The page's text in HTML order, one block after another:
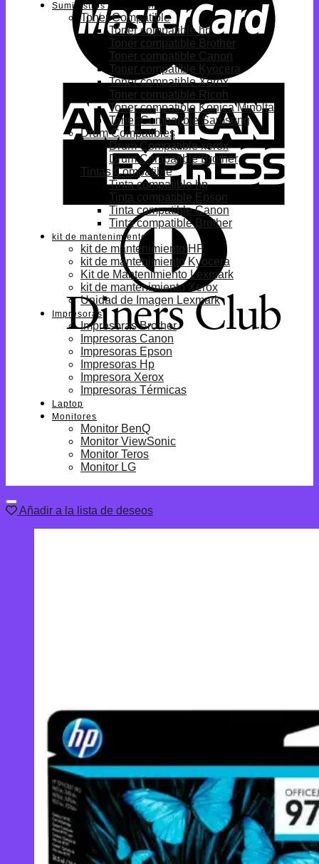
Suministros Compatibles
Toner Compatible
Toner compatible hp
Toner compatible Brother
Toner compatible Canon
Toner compatible Kyocera
Toner compatible Xerox
Toner compatible Ricoh
Toner compatible Konica Minolta
Toner Compatible Samsung
Drum Compatibles
Drum Compatible xerox
Drum Compatible Brother
Tintas Compatible
Tinta compatible hp
Tinta compatible Epson
Tinta compatible Canon
Tinta compatible Brother
kit de mantenimiento
kit de mantenimiento HP
kit de mantenimiento Kyocera
Kit de Mantenimiento Lexmark
kit de mantenimiento Xerox
Unidad de Imagen Lexmark
Impresoras
Impresoras Brother
Impresoras Canon
Impresoras Epson
Impresoras Hp
Impresora Xerox
Impresoras Térmicas
Laptop
Monitores
Monitor BenQ
Monitor ViewSonic
Monitor Teros
Monitor LG
Añadir a la lista de deseos